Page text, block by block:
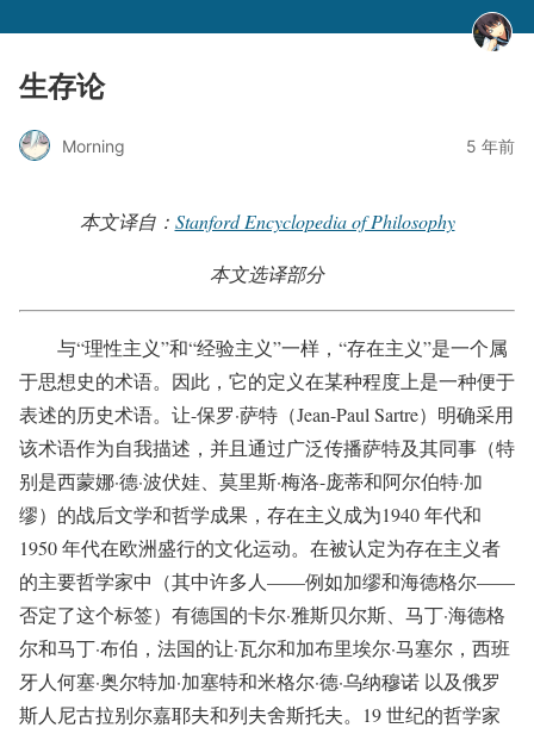
生存论
Morning 5 年前
本文译自： Stanford Encyclopedia of Philosophy
本文选译部分
与“理性主义”和“经验主义”一样，“存在主义”是一个属
于思想史的术语。因此，它的定义在某种程度上是一种便于
表述的历史术语。让-保罗·萨特（Jean-Paul Sartre）明确采用
该术语作为自我描述，并且通过广泛传播萨特及其同事（特
别是西蒙娜·德·波伏娃、莫里斯·梅洛-庞蒂和阿尔伯特·加
缪）的战后文学和哲学成果，存在主义成为1940 年代和
1950 年代在欧洲盛行的文化运动。在被认定为存在主义者
的主要哲学家中（其中许多人——例如加缪和海德格尔——
否定了这个标签）有德国的卡尔·雅斯贝尔斯、马丁·海德格
尔和马丁·布伯，法国的让·瓦尔和加布里埃尔·马塞尔，西班
牙人何塞·奥尔特加·加塞特和米格尔·德·乌纳穆诺 以及俄罗
斯人尼古拉别尔嘉耶夫和列夫舍斯托夫。19 世纪的哲学家